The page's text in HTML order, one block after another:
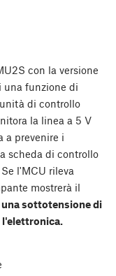
con la versione
una funzione di
di controllo
la linea a 5 V
a prevenire i
scheda di controllo
l'MCU rileva
mostrerà il
sottotensione di
l'elettronica.